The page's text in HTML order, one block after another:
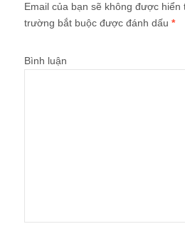
Email của bạn sẽ không được hiển
trường bắt buộc được đánh dấu *
Bình luận